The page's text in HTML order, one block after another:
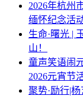
2026年杭州
缅怀纪念活
生命·曙光 |
山！
童声笑语闹
2026元宵节
聚势·励行|